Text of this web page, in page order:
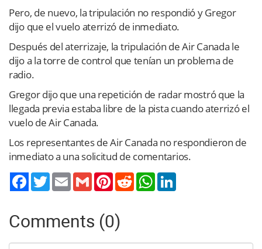
Pero, de nuevo, la tripulación no respondió y Gregor
dijo que el vuelo aterrizó de inmediato.
Después del aterrizaje, la tripulación de Air Canada le
dijo a la torre de control que tenían un problema de
radio.
Gregor dijo que una repetición de radar mostró que la
llegada previa estaba libre de la pista cuando aterrizó el
vuelo de Air Canada.
Los representantes de Air Canada no respondieron de
inmediato a una solicitud de comentarios.
TwitterEmail Gmail PinterestReddit WhatsApp
Comments (0)